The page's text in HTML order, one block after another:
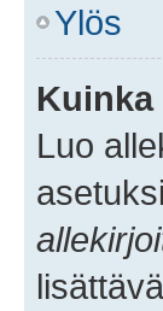
Ylös
Luo